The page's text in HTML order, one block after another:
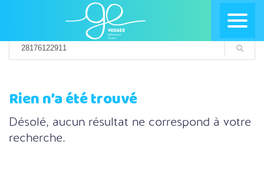
Rien n’a été trouvé
Désolé, aucun résultat ne correspond à votre
recherche.